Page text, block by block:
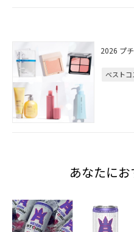
2026 プ
ベストコ
あなたに